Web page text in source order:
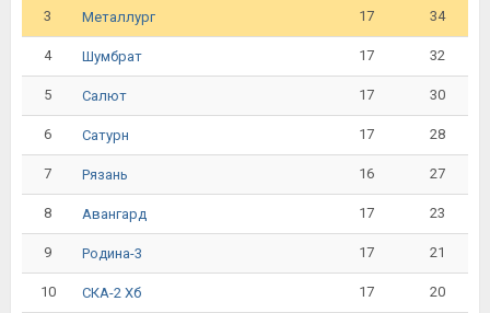
3 Металлург 17 34
4 Шумбрат 17 32
5 Салют 17 30
6 Сатурн 17 28
7 Рязань 16 27
8 Авангард 17 23
9 Родина-3 17 21
10 СКА-2 Хб 17 20